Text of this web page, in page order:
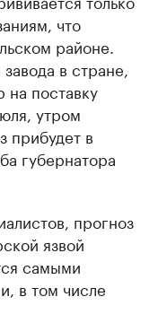
что
районе.
в стране,
поставку
утром
прибудет в
губернатора
прогноз
язвой
самыми
в том числе